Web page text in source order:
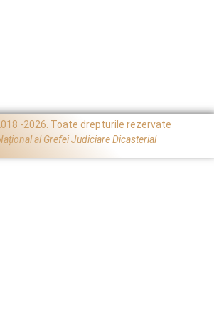
-2026. Toate drepturile rezervate
al Grefei Judiciare Dicasterial